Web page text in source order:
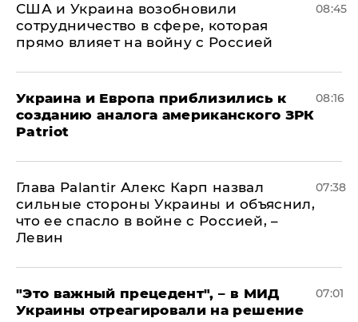
США и Украина возобновили
сотрудничество в сфере, которая
прямо влияет на войну с Россией
08:45
Украина и Европа приблизились к
созданию аналога американского ЗРК
Patriot
08:16
Глава Palantir Алекс Карп назвал
сильные стороны Украины и объяснил,
что ее спасло в войне с Россией, –
Левин
07:38
"Это важный прецедент", – в МИД
Украины отреагировали на решение
07:01